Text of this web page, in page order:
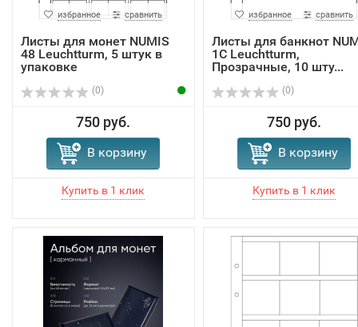
избранное сравнить
Листы для монет NUMIS
48 Leuchtturm, 5 штук в
упаковке
(0)
750 руб.
В корзину
избранное сравнить
Листы для банкнот
1C Leuchtturm,
Прозрачные, 10 шту...
(0)
750 руб.
В корзину